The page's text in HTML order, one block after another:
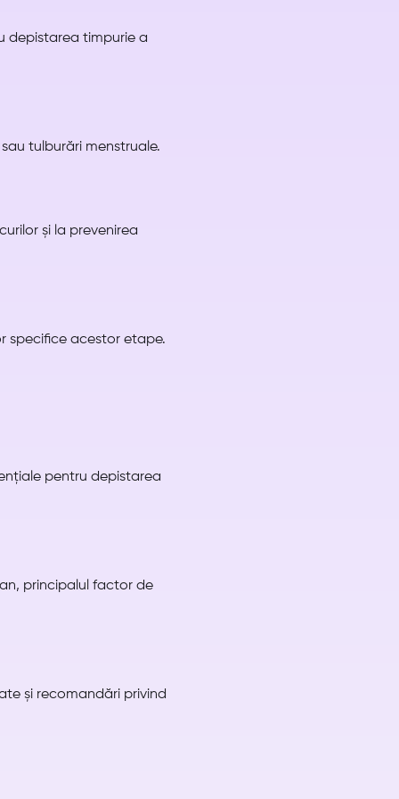
depistarea timpurie a
tulburări menstruale.
și la prevenirea
specifice acestor etape.
pentru depistarea
principalul factor de
și recomandări privind